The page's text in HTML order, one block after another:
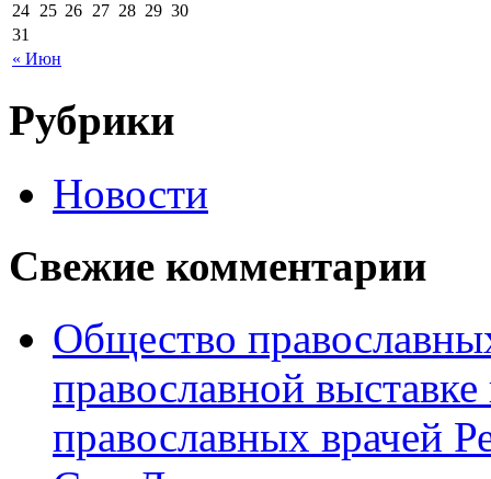
« Июн
24 25 26 27 28 29 30
31
Рубрики
Новости
Свежие комментарии
Общество
православной
православных врачей